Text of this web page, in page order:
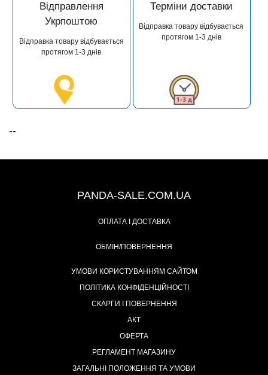
Відправлення
Укрпоштою
Відправка товару відбувається
протягом 1-3 днів
Терміни доставки
Відправка товару відбувається
протягом 1-3 днів
--
PANDA-SALE.COM.UA
ОПЛАТА І ДОСТАВКА
ОБМІН/ПОВЕРНЕННЯ
УМОВИ КОРИСТУВАННЯМ САЙТОМ
ПОЛІТИКА КОНФІДЕНЦІЙНОСТІ
СКАРГИ І ПОВЕРНЕННЯ
АКТ
ОФЕРТА
РЕГЛАМЕНТ МАГАЗИНУ
ЗАГАЛЬНІ ПОЛОЖЕННЯ ТА УМОВИ